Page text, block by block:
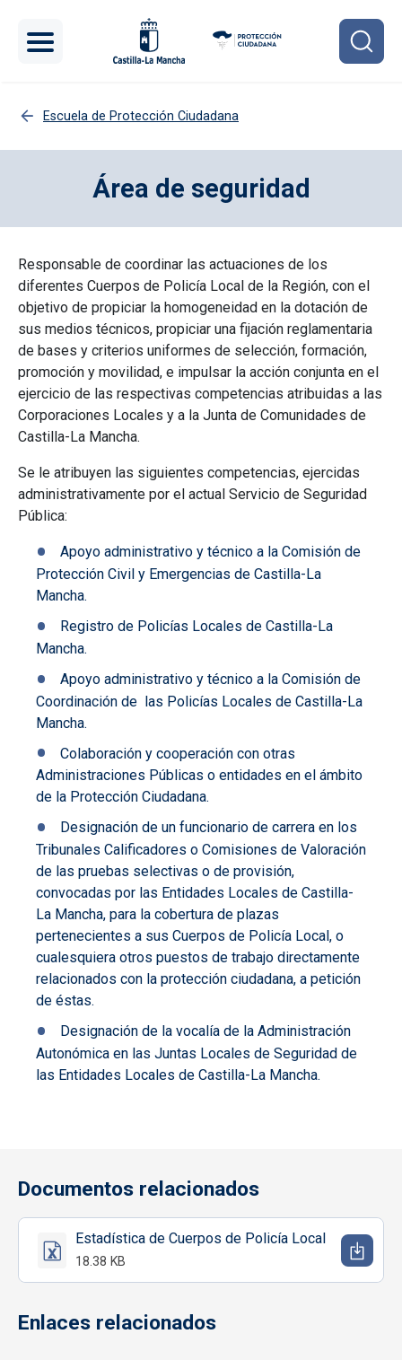
Escuela de Protección Ciudadana
Área de seguridad
Responsable de coordinar las actuaciones de los
diferentes Cuerpos de Policía Local de la Región, con el
objetivo de propiciar la homogeneidad en la dotación de
sus medios técnicos, propiciar una fijación reglamentaria
de bases y criterios uniformes de selección, formación,
promoción y movilidad, e impulsar la acción conjunta en el
ejercicio de las respectivas competencias atribuidas a las
Corporaciones Locales y a la Junta de Comunidades de
Castilla-La Mancha.
Se le atribuyen las siguientes competencias, ejercidas
administrativamente por el actual Servicio de Seguridad
Pública:
Apoyo administrativo y técnico a la Comisión de
Protección Civil y Emergencias de Castilla-La
Mancha.
Registro de Policías Locales de Castilla-La
Mancha.
Apoyo administrativo y técnico a la Comisión de
Coordinación de las Policías Locales de Castilla-La
Mancha.
Colaboración y cooperación con otras
Administraciones Públicas o entidades en el ámbito
de la Protección Ciudadana.
Designación de un funcionario de carrera en los
Tribunales Calificadores o Comisiones de Valoración
de las pruebas selectivas o de provisión,
convocadas por las Entidades Locales de Castilla-
La Mancha, para la cobertura de plazas
pertenecientes a sus Cuerpos de Policía Local, o
cualesquiera otros puestos de trabajo directamente
relacionados con la protección ciudadana, a petición
de éstas.
Designación de la vocalía de la Administración
Autonómica en las Juntas Locales de Seguridad de
las Entidades Locales de Castilla-La Mancha.
Documentos relacionados
Estadística de Cuerpos de Policía Local
18.38 KB
Enlaces relacionados